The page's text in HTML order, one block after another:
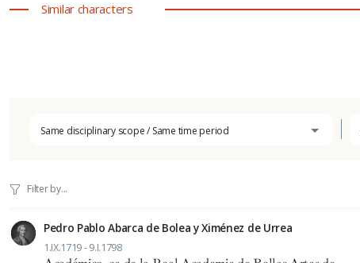
Similar characters
Same disciplinary scope / Same time period
Pedro Pablo Abarca de Bolea y Ximénez de Urrea
1.IX.1719 - 9.I.1798